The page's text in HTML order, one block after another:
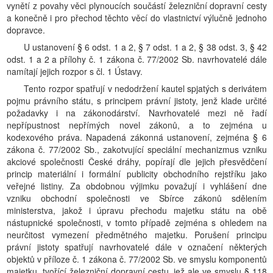
vynětí z povahy věci plynoucích součástí železniční dopravní cesty
a konečně i pro přechod těchto věcí do vlastnictví výlučně jednoho
dopravce.
U ustanovení § 6 odst. 1 a 2, § 7 odst. 1 a 2, § 38 odst. 3, § 42
odst. 1 a 2 a přílohy č. 1 zákona č. 77/2002 Sb. navrhovatelé dále
namítají jejich rozpor s čl. 1 Ústavy.
Tento rozpor spatřují v nedodržení kautel spjatých s derivátem
pojmu právního státu, s principem právní jistoty, jenž klade určité
požadavky i na zákonodárství. Navrhovatelé mezi ně řadí
nepřípustnost nepřímých novel zákonů, a to zejména u
kodexového práva. Napadená zákonná ustanovení, zejména § 6
zákona č. 77/2002 Sb., zakotvující speciální mechanizmus vzniku
akciové společnosti České dráhy, popírají dle jejich přesvědčení
princip materiální i formální publicity obchodního rejstříku jako
veřejné listiny. Za obdobnou výjimku považují i vyhlášení dne
vzniku obchodní společnosti ve Sbírce zákonů sdělením
ministerstva, jakož i úpravu přechodu majetku státu na obě
nástupnické společnosti, v tomto případě zejména s ohledem na
neurčitost vymezení předmětného majetku. Porušení principu
právní jistoty spatřují navrhovatelé dále v označení některých
objektů v příloze č. 1 zákona č. 77/2002 Sb. ve smyslu komponentů